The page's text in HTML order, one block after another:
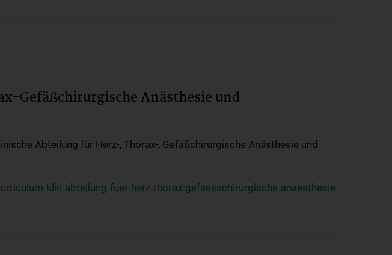
Gefäßchirurgische Anästhesie und
Abteilung für Herz-, Thorax-, Gefäßchirurgische Anästhesie und
klin-abteilung-fuer-herz-thorax-gefaesschirurgische-anaesthesie-